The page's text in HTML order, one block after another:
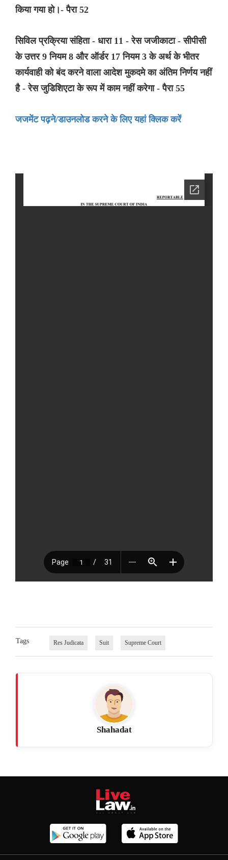
किया गया हो।- पैरा 52
सिविल प्रक्रिया संहिता - धारा 11 - रेस जजीकाटा - सीपीसी
के उत्तर 9 नियम 8 और ऑर्डर 17 नियम 3 के अर्थ के भीतर
कार्यवाही को बंद करने वाला आदेश मुकदमे का अंतिम निर्णय नहीं
है - रेस जुडिशिएटा के रूप में काम नहीं करेगा - पैरा 55
जजमेंट पढ़ने/डाउनलोड करने के लिए यहां क्लिक करें
Tags Res Judicata Suit Supreme Court
Shahadat